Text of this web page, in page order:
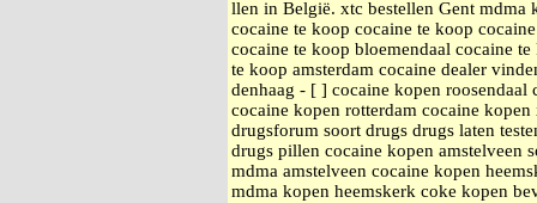
llen in België. xtc bestellen Gent mdma
cocaine te koop cocaine te koop
cocaine te koop bloemendaal cocaine
te koop amsterdam cocaine dealer
denhaag - [ ] cocaine kopen
cocaine kopen rotterdam cocaine
drugsforum soort drugs drugs laten
drugs pillen cocaine kopen amstelveen
mdma amstelveen cocaine kopen
mdma kopen heemskerk coke kopen